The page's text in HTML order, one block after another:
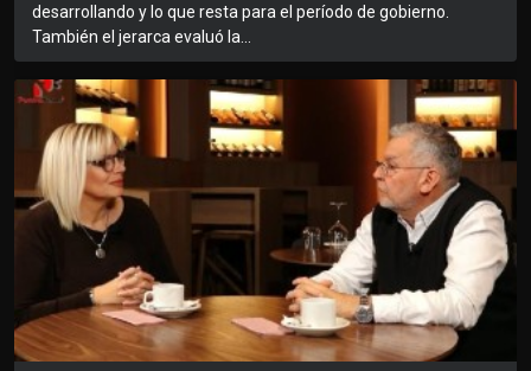
desarrollando y lo que resta para el período de gobierno.
También el jerarca evaluó la...